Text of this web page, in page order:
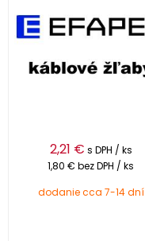
2,21 € s DPH / ks
1,80 € bez DPH / ks
dodanie cca 7-14 dní